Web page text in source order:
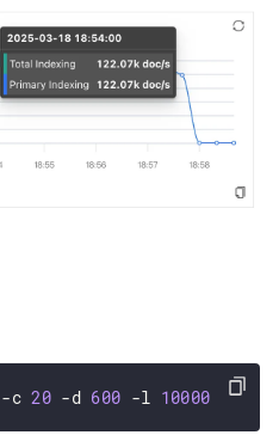
-c 20 -d 600 -l 10000